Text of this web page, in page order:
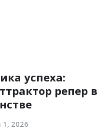
успеха:
репер в
2026